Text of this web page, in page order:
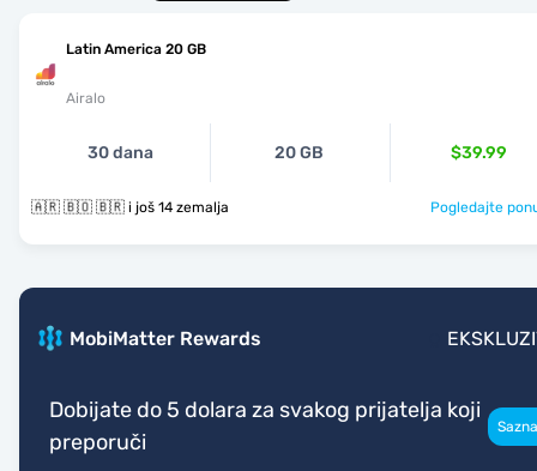
Latin America 20 GB
Airalo
30 dana 20 GB $39.99
🇦🇷 🇧🇴 🇧🇷 i još 14 zemalja Pogledajte
MobiMatter Rewards
Dobijate do 5 dolara za svakog prijatelja koji
preporuči